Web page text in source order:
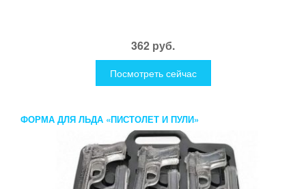
362 руб.
Посмотреть сейчас
ФОРМА ДЛЯ ЛЬДА «ПИСТОЛЕТ И ПУЛИ»